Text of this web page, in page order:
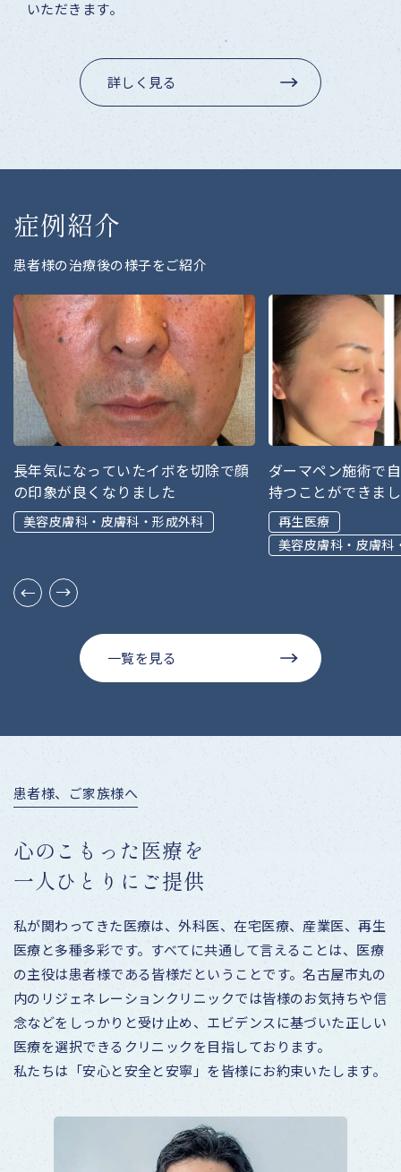
いただきます。
詳しく見る
症例紹介
患者様の治療後の様子をご紹介
長年気になっていたイボを切除で顔
の印象が良くなりました
美容皮膚科・皮膚科・形成外科
ダーマペン施術で
持つことができま
再生医療
美容皮膚科・皮膚科
一覧を見る
患者様、 ご家族様へ
心の こ も っ た医療を
一人ひ と り に ご提供
私が関わってきた医療は、外科医、在宅医療、産業医、再生
医療と多種多彩です。すべてに共通して言えることは、医療
の主役は患者様である皆様だということです。名古屋市丸の
内のリジェネレーションクリニックでは皆様のお気持ちや信
念などをしっかりと受け止め、エビデンスに基づいた正しい
医療を選択できるクリニックを目指しております。
私たちは「安心と安全と安寧」を皆様にお約束いたします。